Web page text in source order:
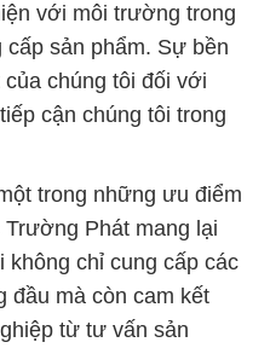
với môi trường trong
sản phẩm. Sự bền
chúng tôi đối với
cận chúng tôi trong
trong những ưu điểm
Phát mang lại
không chỉ cung cấp các
đầu mà còn cam kết
từ tư vấn sản